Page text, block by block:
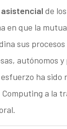
de
en que la
sus
autónomos y
ha sido
Computing a la